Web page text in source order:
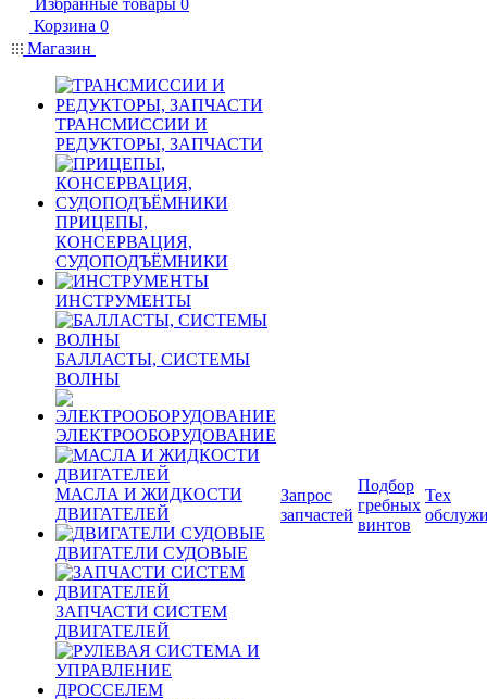
Избранные товары 0
Корзина 0
Магазин
ТРАНСМИССИИ И
РЕДУКТОРЫ, ЗАПЧАСТИ
ПРИЦЕПЫ,
КОНСЕРВАЦИЯ,
СУДОПОДЪЁМНИКИ
ИНСТРУМЕНТЫ
БАЛЛАСТЫ, СИСТЕМЫ
ВОЛНЫ
ЭЛЕКТРООБОРУДОВАНИЕ
МАСЛА И ЖИДКОСТИ
ДВИГАТЕЛЕЙ
ДВИГАТЕЛИ СУДОВЫЕ
ЗАПЧАСТИ СИСТЕМ
ДВИГАТЕЛЕЙ
Запрос
запчастей
Подбор
гребных
винтов
Тех